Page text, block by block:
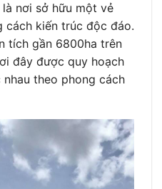
nơi sở hữu một vẻ
cách kiến trúc độc đáo.
tích gần 6800ha trên
đây được quy hoạch
theo phong cách